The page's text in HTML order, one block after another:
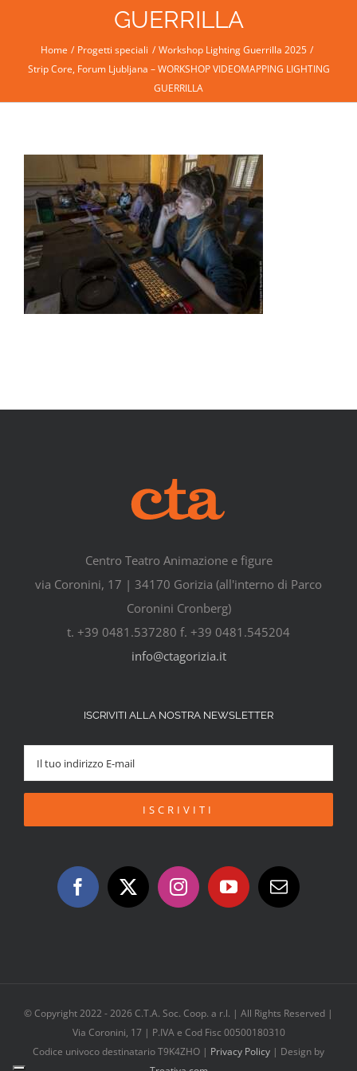
GUERRILLA
Home Progetti speciali
Workshop Lighting Guerrilla 2025
Strip Core, Forum Ljubljana – WORKSHOP VIDEOMAPPING LIGHTING
GUERRILLA
Centro Teatro Animazione e figure
via Coronini, 17 | 34170 Gorizia (all'interno di Parco
Coronini Cronberg)
t. +39 0481.537280 f. +39 0481.545204
info@ctagorizia.it
ISCRIVITI ALLA NOSTRA NEWSLETTER
© Copyright 2022 -2026 C.T.A. Soc. Coop. a r.l. | All Rights Reserved |
Via Coronini, 17 | P.IVA e Cod Fisc 00500180310
Codice univoco destinatario T9K4ZHO | Privacy Policy | Design by